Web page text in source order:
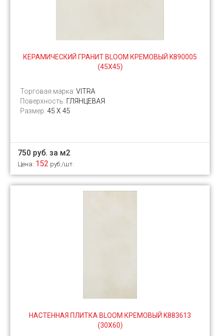
КЕРАМИЧЕСКИЙ ГРАНИТ BLOOM КРЕМОВЫЙ K890005
(45Х45)
Торговая марка: VITRA
Поверхность: ГЛЯНЦЕВАЯ
Размер: 45 Х 45
750 руб. за м2
Цена: 152 руб./шт.
НАСТЕННАЯ ПЛИТКА BLOOM КРЕМОВЫЙ K883613
(30Х60)